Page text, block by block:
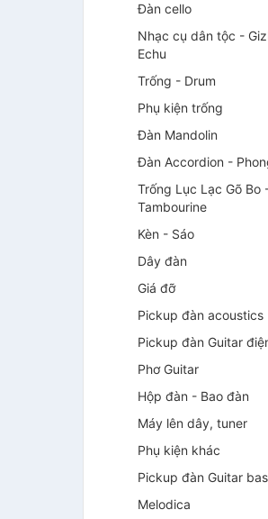
Đàn cello
Nhạc cụ dân tộc -
Echu
Trống - Drum
Phụ kiện trống
Đàn Mandolin
Đàn Accordion -
Trống Lục Lạc Gõ Bo
Tambourine
Kèn - Sáo
Dây đàn
Giá đỡ
Pickup đàn acoustics
Pickup đàn Guitar
Phơ Guitar
Hộp đàn - Bao đàn
Máy lên dây, tuner
Phụ kiện khác
Pickup đàn Guitar
Melodica